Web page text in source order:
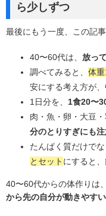
ら少しずつ
最後にもう一度、この記
40〜60代は、 放っ
調べてみると、 体
安にする考え方が
1日分を、 1食20〜
肉・魚・卵・大豆
分のとりすぎにも
たんぱく質だけでな
とセット にすると、
40〜60代からの体作りは、
から先の自分が動きやす